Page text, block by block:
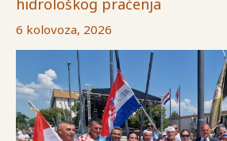
hidrološkog praćenja
6 kolovoza, 2026